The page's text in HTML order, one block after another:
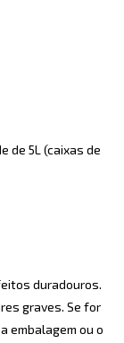
de 5L (caixas de
duradouros.
graves. Se for
embalagem ou o